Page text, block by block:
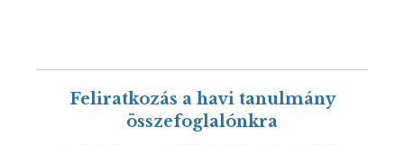
Feliratkozás a havi tanulmány
összefoglalónkra